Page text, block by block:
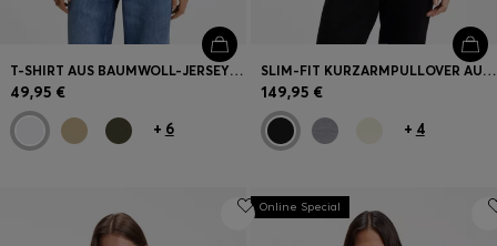
T-SHIRT AUS BAUMWOLL-JERSEY MIT LOGO-DETAIL
49,95 €
+ 6
SLIM-FIT KURZARMPULLOVER AUS SUPERFEINER MERINOWOLLE
149,95 €
+ 4
Online Special